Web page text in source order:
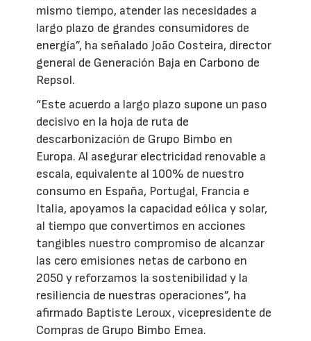
mismo tiempo, atender las necesidades a
largo plazo de grandes consumidores de
energía”, ha señalado João Costeira, director
general de Generación Baja en Carbono de
Repsol.
“Este acuerdo a largo plazo supone un paso
decisivo en la hoja de ruta de
descarbonización de Grupo Bimbo en
Europa. Al asegurar electricidad renovable a
escala, equivalente al 100% de nuestro
consumo en España, Portugal, Francia e
Italia, apoyamos la capacidad eólica y solar,
al tiempo que convertimos en acciones
tangibles nuestro compromiso de alcanzar
las cero emisiones netas de carbono en
2050 y reforzamos la sostenibilidad y la
resiliencia de nuestras operaciones”, ha
afirmado Baptiste Leroux, vicepresidente de
Compras de Grupo Bimbo Emea.